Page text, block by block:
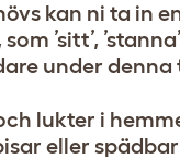
kan ni ta in
’sitt’,
under denna
lukter i
eller